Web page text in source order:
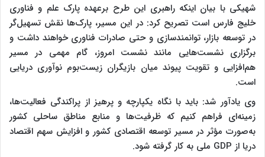
شهیکی با بیان اینکه راهبری این طرح برعهده پارک علم و فناوری
خلیج فارس است تصریح کرد: در این مسیر، پارک‌ها نقش تسهیل‌گر
در توسعه بازار، توانمندسازی و حتی صادرات فناوری خواهند داشت و
برگزاری نشست‌هایی مانند نشست امروز، گام مهمی در مسیر
هم‌افزایی و تقویت پیوند میان بازیگران زیست‌بوم نوآوری دریایی
است.
وی یادآور شد: باید با نگاه یکپارچه و پرهیز از پراکندگی فعالیت‌ها،
زمینه‌ای فراهم کنیم که ظرفیت‌ها و منابع مناطق ساحلی کشور
به‌صورت مؤثر در مسیر توسعه اقتصادی کشور و افزایش سهم اقتصاد
دریا از GDP ملی به کار گرفته شود.